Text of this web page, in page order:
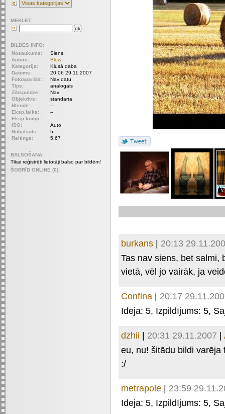
burkans | 20:13
Tas nav siens, bet salmi,
vietā, vēl jo vairāk, ja
Confina | 20:17
Ideja: 5, Izpildījums: 5,
dzhii | 20:31 29.11.2007 |
eu, nu! šitādu bildi
:/
metrapole | 23:59
Ideja: 5, Izpildījums: 5,
MEKLET:
BILDES INFO:
Nosaukums:
Siens.
Autors:
Blow
Kategorija:
Klusā daba
Datums:
20:06 29.11.2007
Fotoaparāts:
Nav datu
Tips:
analogais
Zibspuldze:
Nav
Objektīvs:
standarta
Blende:
--
Eksp.laiks:
--
Eksp.komp.:
--
ISO:
Auto
Nobalsots:
5
Reitings:
5.67
BALSOŠANA:
Tikai reģistrēti lietotāji balso par bildēm!
ŠOBRĪD ONLINE (0):